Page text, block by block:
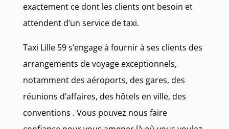
exactement ce dont les clients ont besoin et
attendent d’un service de taxi.
Taxi Lille 59 s’engage à fournir à ses clients des
arrangements de voyage exceptionnels,
notamment des aéroports, des gares, des
réunions d’affaires, des hôtels en ville, des
conventions . Vous pouvez nous faire